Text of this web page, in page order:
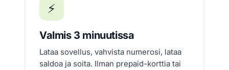
⚡
Valmis 3 minuutissa
Lataa sovellus, vahvista numerosi, lataa
saldoa ja soita. Ilman prepaid-korttia tai